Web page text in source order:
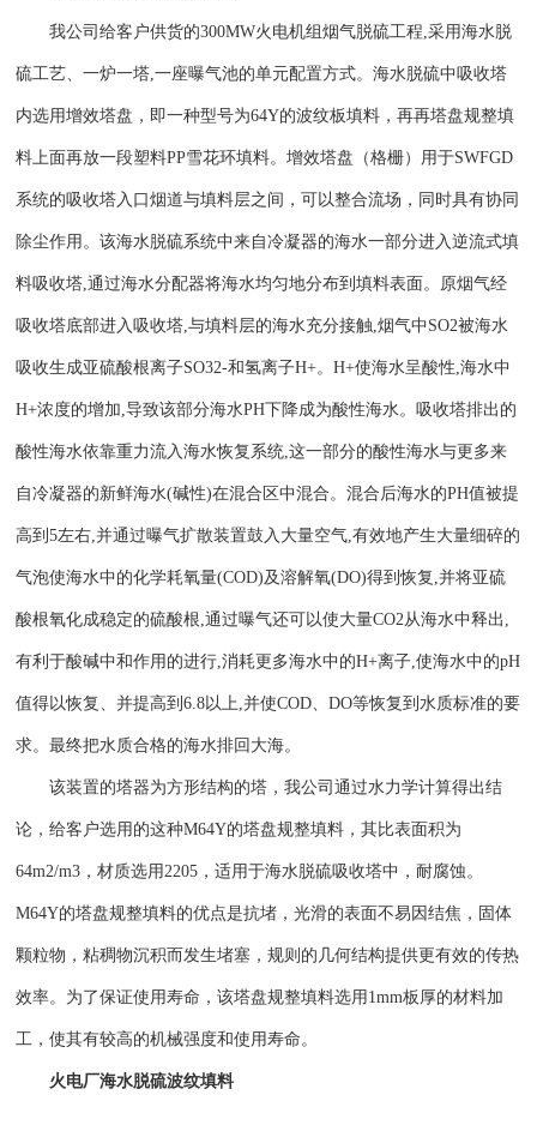
我公司给客户供货的300MW火电机组烟气脱硫工程,采用海水脱
硫工艺、一炉一塔,一座曝气池的单元配置方式。海水脱硫中吸收塔
内选用增效塔盘，即一种型号为64Y的波纹板填料，再再塔盘规整填
料上面再放一段塑料PP雪花环填料。增效塔盘（格栅）用于SWFGD
系统的吸收塔入口烟道与填料层之间，可以整合流场，同时具有协同
除尘作用。该海水脱硫系统中来自冷凝器的海水一部分进入逆流式填
料吸收塔,通过海水分配器将海水均匀地分布到填料表面。原烟气经
吸收塔底部进入吸收塔,与填料层的海水充分接触,烟气中SO2被海水
吸收生成亚硫酸根离子SO32-和氢离子H+。H+使海水呈酸性,海水中
H+浓度的增加,导致该部分海水PH下降成为酸性海水。吸收塔排出的
酸性海水依靠重力流入海水恢复系统,这一部分的酸性海水与更多来
自冷凝器的新鲜海水(碱性)在混合区中混合。混合后海水的PH值被提
高到5左右,并通过曝气扩散装置鼓入大量空气,有效地产生大量细碎的
气泡使海水中的化学耗氧量(COD)及溶解氧(DO)得到恢复,并将亚硫
酸根氧化成稳定的硫酸根,通过曝气还可以使大量CO2从海水中释出,
有利于酸碱中和作用的进行,消耗更多海水中的H+离子,使海水中的pH
值得以恢复、并提高到6.8以上,并使COD、DO等恢复到水质标准的要
求。最终把水质合格的海水排回大海。
该装置的塔器为方形结构的塔，我公司通过水力学计算得出结
论，给客户选用的这种M64Y的塔盘规整填料，其比表面积为
64m2/m3，材质选用2205，适用于海水脱硫吸收塔中，耐腐蚀。
M64Y的塔盘规整填料的优点是抗堵，光滑的表面不易因结焦，固体
颗粒物，粘稠物沉积而发生堵塞，规则的几何结构提供更有效的传热
效率。为了保证使用寿命，该塔盘规整填料选用1mm板厚的材料加
工，使其有较高的机械强度和使用寿命。
火电厂海水脱硫波纹填料